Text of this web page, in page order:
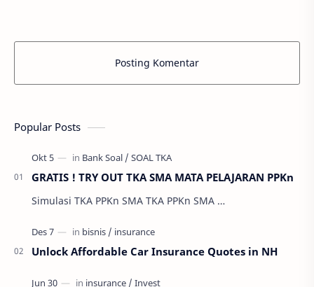
Posting Komentar
Popular Posts
GRATIS ! TRY OUT TKA SMA MATA PELAJARAN PPKn
Simulasi TKA PPKn SMA TKA PPKn SMA …
Unlock Affordable Car Insurance Quotes in NH